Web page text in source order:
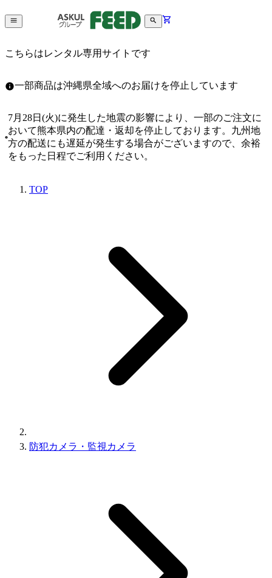
こちらはレンタル専用サイトです
一部商品は沖縄県全域へのお届けを停止しています
7月28日(火)に発生した地震の影響により、一部のご注文に
おいて熊本県内の配達・返却を停止しております。九州地
方の配送にも遅延が発生する場合がございますので、余裕
をもった日程でご利用ください。
TOP
防犯カメラ・監視カメラ